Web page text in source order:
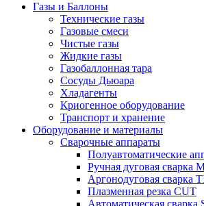
Газы и Баллоны
Технические газы
Газовые смеси
Чистые газы
Жидкие газы
Газобаллонная тара
Сосуды Дьюара
Хладагенты
Криогенное оборудование
Транспорт и хранение
Оборудование и материалы
Сварочные аппараты
Полуавтоматические
Ручная дуговая сварка
Аргонодуговая сварка
Плазменная резка CUT
Автоматическая сварка